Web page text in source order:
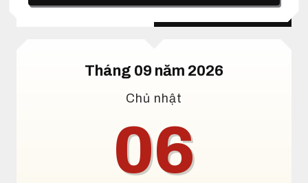
Lịch dương Lịch âm
Tháng 09 năm 2026
Chủ nhật
06